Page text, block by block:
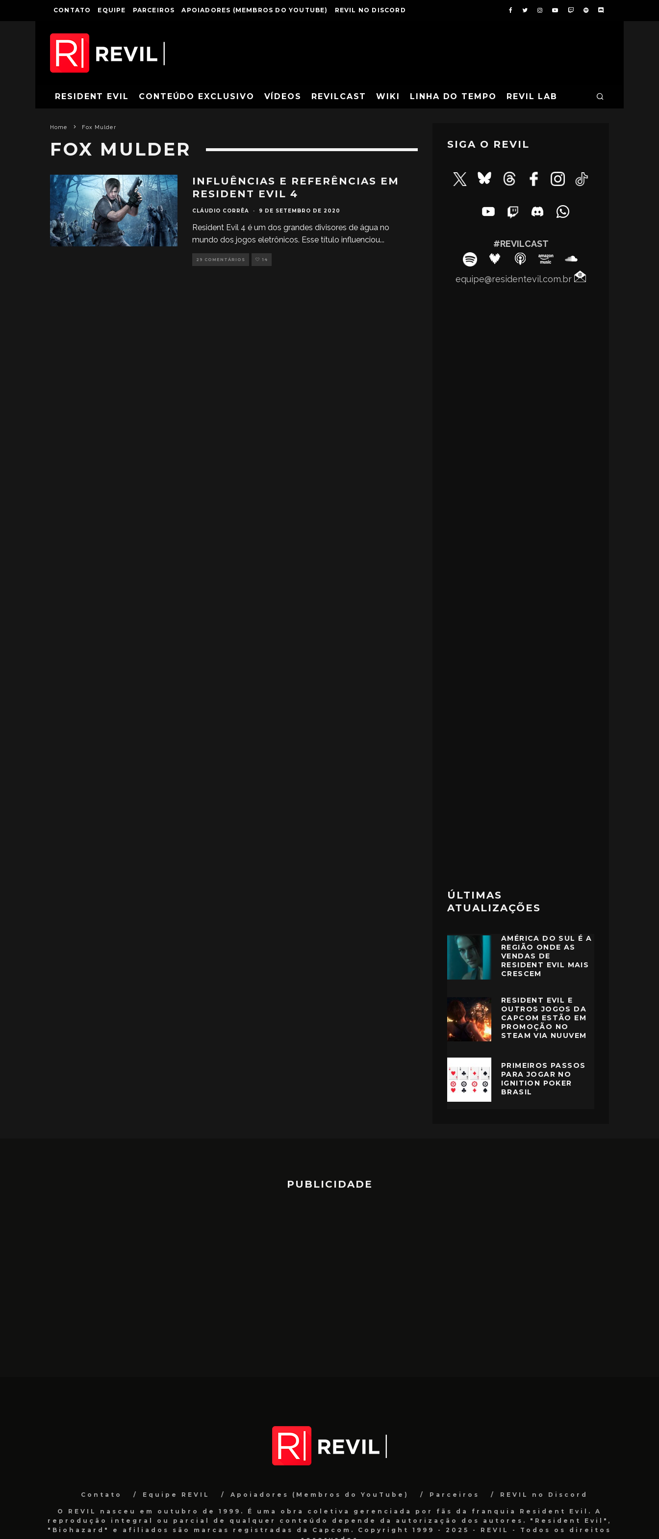
CONTATO EQUIPE PARCEIROS APOIADORES (MEMBROS DO YOUTUBE) REVIL NO DISCORD
RESIDENT EVIL CONTEÚDO EXCLUSIVO VÍDEOS REVILCAST WIKI LINHA DO TEMPO REVIL LAB
Home Fox Mulder
FOX MULDER
INFLUÊNCIAS E REFERÊNCIAS EM
RESIDENT EVIL 4
CLÁUDIO CORRÊA · 9 DE SETEMBRO DE 2020
Resident Evil 4 é um dos grandes divisores de água no
mundo dos jogos eletrônicos. Esse título influenciou...
29 COMENTÁRIOS 14
SIGA O REVIL
#REVILCAST
equipe@residentevil.com.br
ÚLTIMAS
ATUALIZAÇÕES
AMÉRICA DO SUL É A
REGIÃO ONDE AS
VENDAS DE
RESIDENT EVIL MAIS
CRESCEM
RESIDENT EVIL E
OUTROS JOGOS DA
CAPCOM ESTÃO EM
PROMOÇÃO NO
STEAM VIA NUUVEM
PRIMEIROS PASSOS
PARA JOGAR NO
IGNITION POKER
BRASIL
PUBLICIDADE
Contato Equipe REVIL Apoiadores (Membros do YouTube) Parceiros REVIL no Discord
O REVIL nasceu em outubro de 1999. É uma obra coletiva gerenciada por fãs da franquia Resident Evil. A
reprodução integral ou parcial de qualquer conteúdo depende da autorização dos autores. "Resident Evil",
"Biohazard" e afiliados são marcas registradas da Capcom. Copyright 1999 - 2025 - REVIL - Todos os direitos